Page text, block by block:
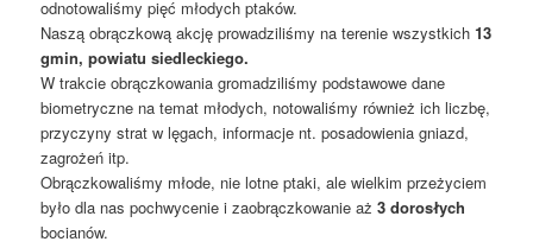
odnotowaliśmy pięć młodych ptaków.
Naszą obrączkową akcję prowadziliśmy na terenie wszystkich13
gmin, powiatu siedleckiego.
W trakcie obrączkowania gromadziliśmy podstawowe dane
biometryczne na temat młodych, notowaliśmy również ich liczbę,
przyczyny strat w lęgach, informacje nt. posadowienia gniazd,
zagrożeń itp.
Obrączkowaliśmy młode, nie lotne ptaki, ale wielkim przeżyciem
było dla nas pochwycenie i zaobrączkowanie aż3 dorosłych
bocianów.